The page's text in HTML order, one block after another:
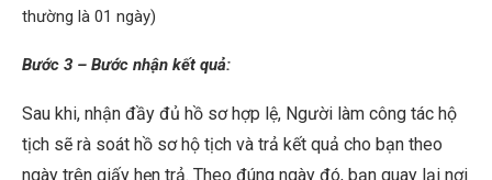
thường là 01 ngày)
Bước 3 – Bước nhận kết quả:
Sau khi, nhận đầy đủ hồ sơ hợp lệ, Người làm công tác hộ
tịch sẽ rà soát hồ sơ hộ tịch và trả kết quả cho bạn theo
ngày trên giấy hẹn trả. Theo đúng ngày đó, bạn quay lại nơi